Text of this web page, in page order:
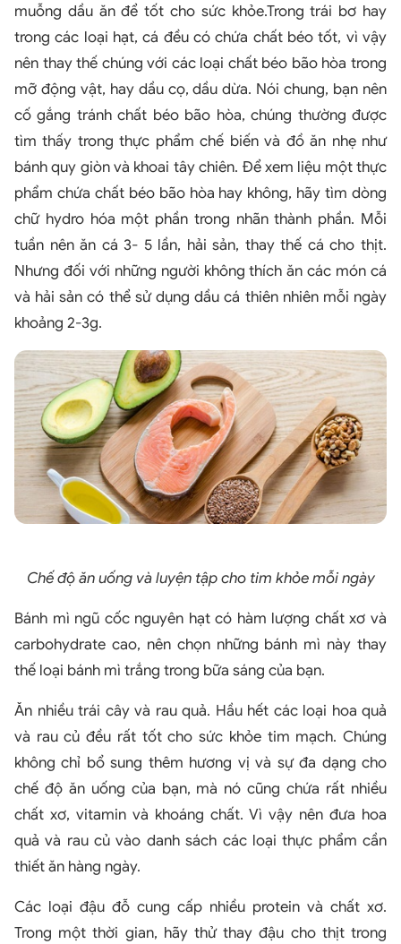
muỗng dầu ăn để tốt cho sức khỏe.Trong trái bơ hay
trong các loại hạt, cá đều có chứa chất béo tốt, vì vậy
nên thay thế chúng với các loại chất béo bão hòa trong
mỡ động vật, hay dầu cọ, dầu dừa. Nói chung, bạn nên
cố gắng tránh chất béo bão hòa, chúng thường được
tìm thấy trong thực phẩm chế biến và đồ ăn nhẹ như
bánh quy giòn và khoai tây chiên. Để xem liệu một thực
phẩm chứa chất béo bão hòa hay không, hãy tìm dòng
chữ hydro hóa một phần trong nhãn thành phần. Mỗi
tuần nên ăn cá 3- 5 lần, hải sản, thay thế cá cho thịt.
Nhưng đối với những người không thích ăn các món cá
và hải sản có thể sử dụng dầu cá thiên nhiên mỗi ngày
khoảng 2-3g.
Chế độ ăn uống và luyện tập cho tim khỏe mỗi ngày
Bánh mì ngũ cốc nguyên hạt có hàm lượng chất xơ và
carbohydrate cao, nên chọn những bánh mì này thay
thế loại bánh mì trắng trong bữa sáng của bạn.
Ăn nhiều trái cây và rau quả. Hầu hết các loại hoa quả
và rau củ đều rất tốt cho sức khỏe tim mạch. Chúng
không chỉ bổ sung thêm hương vị và sự đa dạng cho
chế độ ăn uống của bạn, mà nó cũng chứa rất nhiều
chất xơ, vitamin và khoáng chất. Vì vậy nên đưa hoa
quả và rau củ vào danh sách các loại thực phẩm cần
thiết ăn hàng ngày.
Các loại đậu đỗ cung cấp nhiều protein và chất xơ.
Trong một thời gian, hãy thử thay đậu cho thịt trong